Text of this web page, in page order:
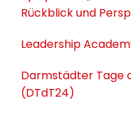
Rückblick und
Leadership
Darmstädter Tage
(DTdT24)